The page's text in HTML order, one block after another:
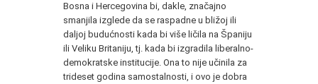
Bosna i Hercegovina bi, dakle, značajno
smanjila izglede da se raspadne u bližoj ili
daljoj budućnosti kada bi više ličila na Španiju
ili Veliku Britaniju, tj. kada bi izgradila liberalno-
demokratske institucije. Ona to nije učinila za
trideset godina samostalnosti, i ovo je dobra